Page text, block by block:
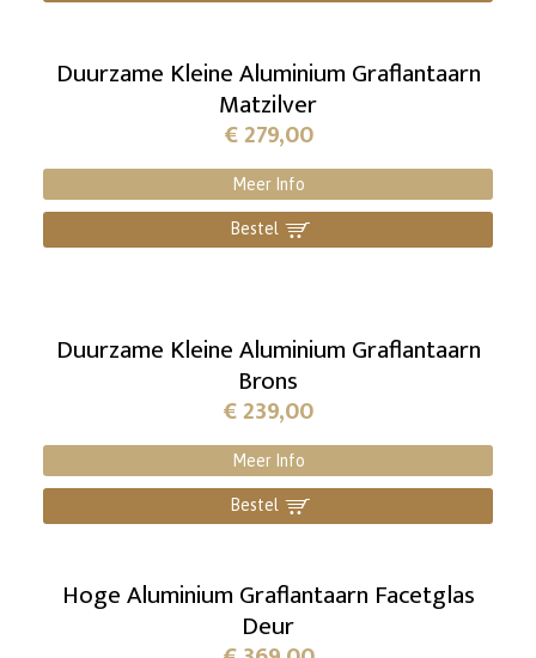
Duurzame Kleine Aluminium Graflantaarn
Matzilver
€279,00
Meer Info
Bestel ]
Duurzame Kleine Aluminium Graflantaarn
Brons
€239,00
Meer Info
Bestel ]
Hoge Aluminium Graflantaarn Facetglas
Deur